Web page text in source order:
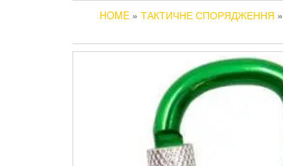
HOME » ТАКТИЧНЕ СПОРЯДЖЕННЯ »